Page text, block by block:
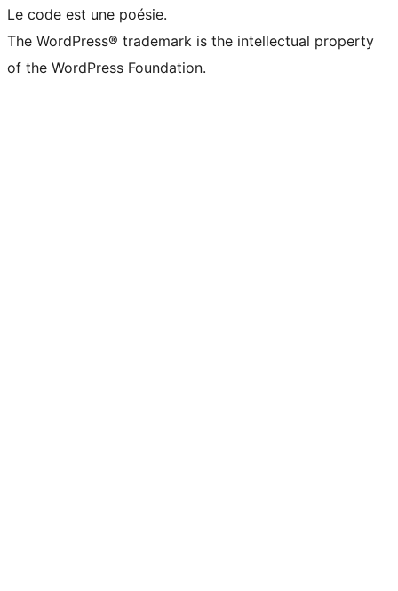
Le code est une poésie.
The WordPress® trademark is the intellectual property
of the WordPress Foundation.